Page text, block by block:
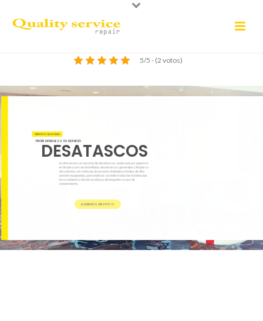
5/5 - (2 votos)
DESATASCOS
PROFESIONALES A SU SERVICIO
Le ofrecemos un servício de desatascos, realizado por expertos
en limpieza en alcantarillado, desatrancos generales y limpieza
de tuberías con vehículo de pocería. Unidades móviles de alta
presión equipadas, para realizar con éxito todas las incidencias
en su siniestro, desde un atasco de fregadero a uno de
SERVICIO 24 HORAS